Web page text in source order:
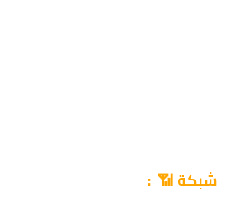
شبكة 📶 :